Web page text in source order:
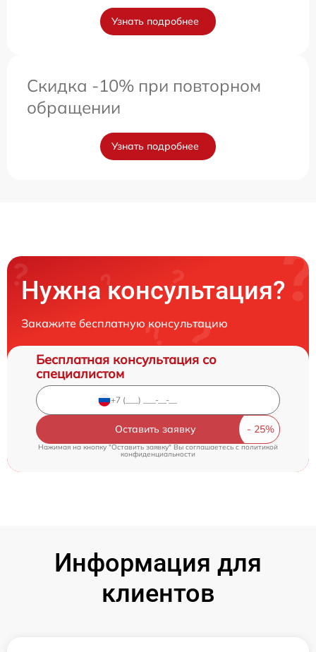
Узнать подробнее
Скидка -10% при повторном
обращении
Узнать подробнее
Нужна консультация?
Закажите бесплатную консультацию
Бесплатная консультация со
специалистом
Оставить заявку
Нажимая на кнопку "Оставить заявку" Вы соглашаетесь cполитикой
конфиденциальности
Информация для
клиентов